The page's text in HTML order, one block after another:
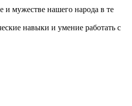
и мужестве нашего народа в те
навыки и умение работать с